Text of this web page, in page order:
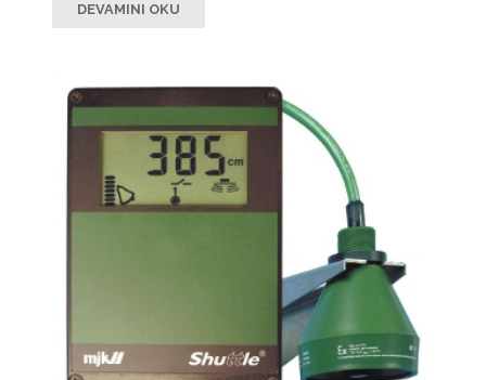
DEVAMINI OKU